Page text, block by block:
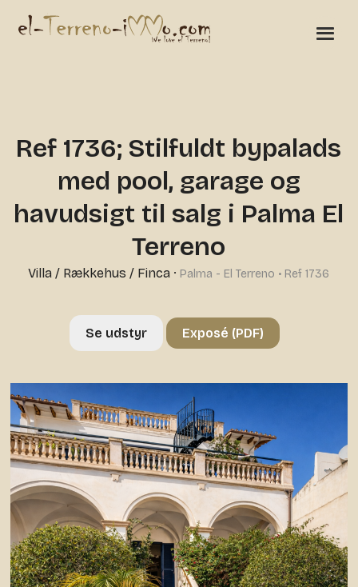
Ref 1736; Stilfuldt bypalads
med pool, garage og
havudsigt til salg i Palma El
Terreno
Villa / Rækkehus / Finca · Palma - El Terreno • Ref 1736
Se udstyr Exposé (PDF)